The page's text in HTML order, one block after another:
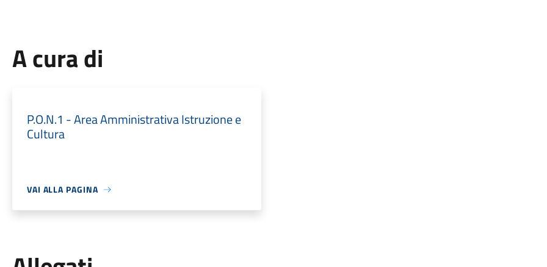
A cura di
P.O.N.1 - Area Amministrativa Istruzione e
Cultura
VAI ALLA PAGINA